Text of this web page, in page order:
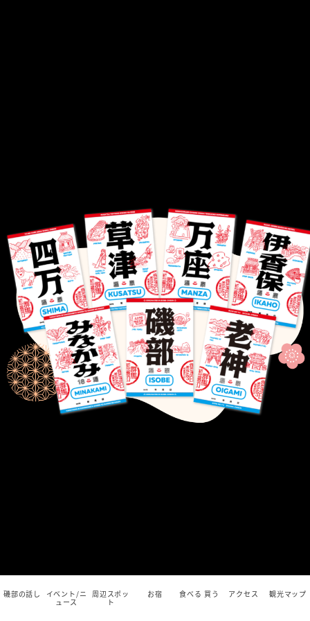
磯部の話し
イベント/ニ
ュース
周辺スポッ
ト
お宿 食べる 買う アクセス 観光マップ